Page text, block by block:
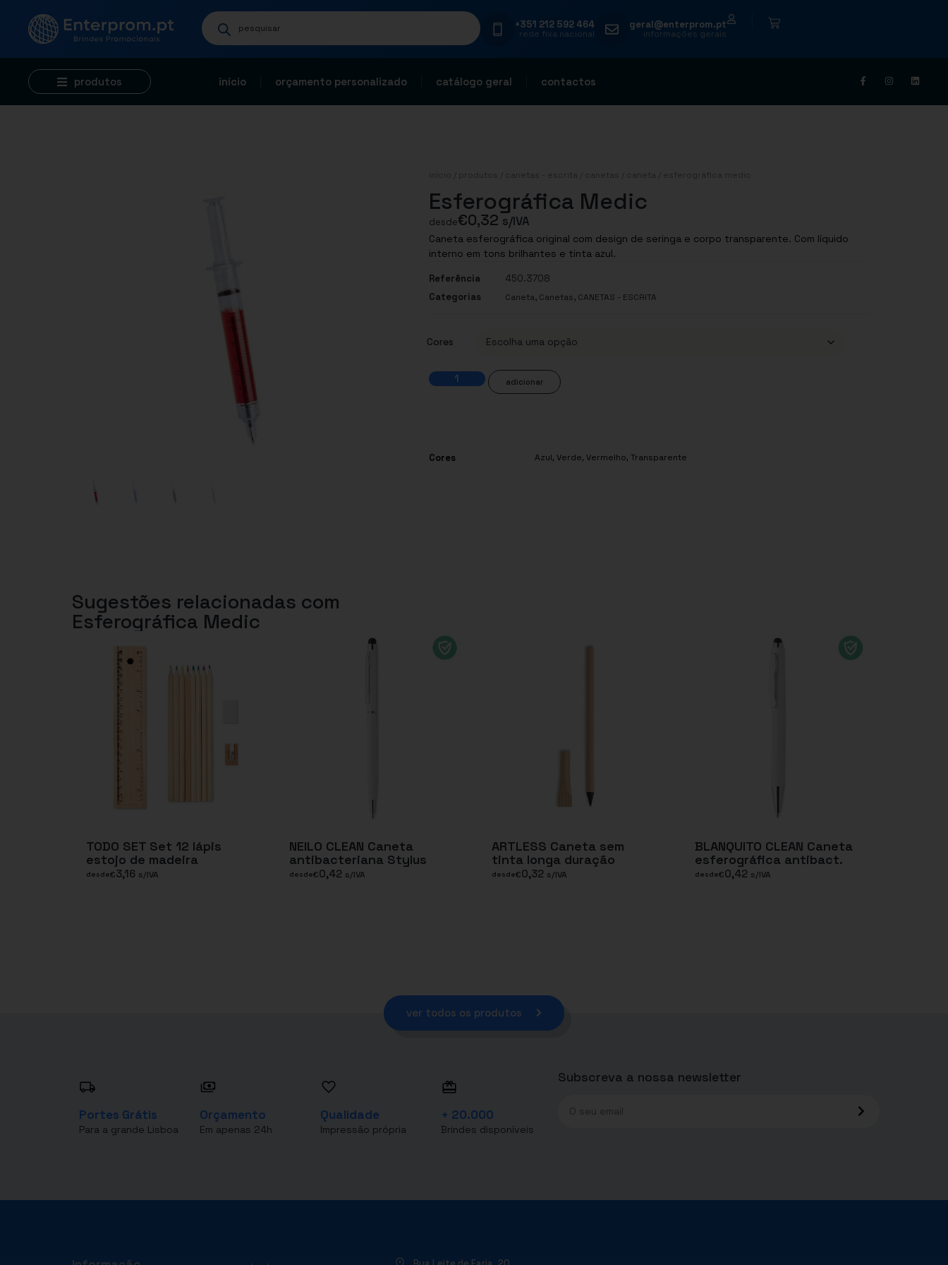
+351 212 592 464
rede fixa nacional
geral@enterprom.pt
informações gerais
produtos início orçamento personalizado catálogo geral contactos
início produtos canetas - escrita canetas caneta / esferográfica medic
Esferográfica Medic
desde€0,32 s/IVA
Caneta esferográfica original com design de seringa e corpo transparente. Com líquido
interno em tons brilhantes e tinta azul.
Referência
450.3708
Categorias
Caneta, Canetas, CANETAS - ESCRITA
Cores
adicionar
Cores Azul, Verde, Vermelho, Transparente
Sugestões relacionadas com
Esferográfica Medic
TODO SET Set 12 lápis
estojo de madeira
desde€3,16 s/IVA
NEILO CLEAN Caneta
antibacteriana Stylus
desde€0,42 s/IVA
ARTLESS Caneta sem
tinta longa duração
desde€0,32 s/IVA
BLANQUITO CLEAN Caneta
esferográfica antibact.
desde€0,42 s/IVA
ver todos os produtos
Portes Grátis
Para a grande Lisboa
Orçamento
Em apenas 24h
Qualidade
Impressão própria
+ 20.000
Brindes disponíveis
Subscreva a nossa newsletter